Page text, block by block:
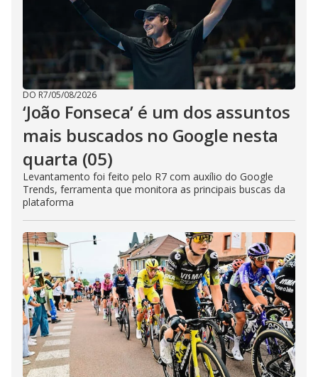
DO R7/05/08/2026
‘João Fonseca’ é um dos assuntos
mais buscados no Google nesta
quarta (05)
Levantamento foi feito pelo R7 com auxílio do Google
Trends, ferramenta que monitora as principais buscas da
plataforma